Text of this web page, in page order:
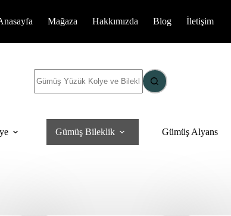
Mağaza Hakkımızda Blog İletişim
yok
Gümüş Bileklik Gümüş Alyans